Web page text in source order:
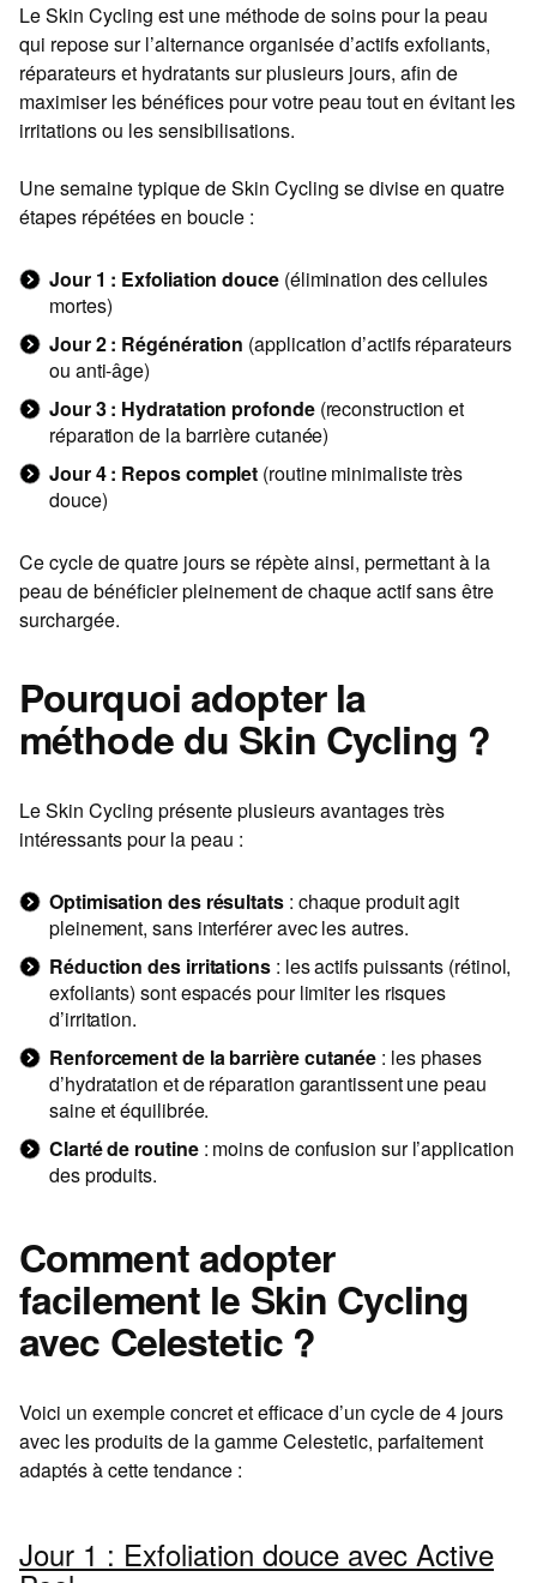
Le Skin Cycling est une méthode de soins pour la peau
qui repose sur l’alternance organisée d’actifs exfoliants,
réparateurs et hydratants sur plusieurs jours, afin de
maximiser les bénéfices pour votre peau tout en évitant les
irritations ou les sensibilisations.
Une semaine typique de Skin Cycling se divise en quatre
étapes répétées en boucle :
Jour 1 : Exfoliation douce(élimination des cellules
mortes)
Jour 2 : Régénération (application d’actifs réparateurs
ou anti-âge)
Jour 3 : Hydratation profonde(reconstruction et
réparation de la barrière cutanée)
Jour 4 : Repos complet (routine minimaliste très
douce)
Ce cycle de quatre jours se répète ainsi, permettant à la
peau de bénéficier pleinement de chaque actif sans être
surchargée.
Pourquoi adopter la
méthode du Skin Cycling ?
Le Skin Cycling présente plusieurs avantages très
intéressants pour la peau :
Optimisation des résultats: chaque produit agit
pleinement, sans interférer avec les autres.
Réduction des irritations : les actifs puissants (rétinol,
exfoliants) sont espacés pour limiter les risques
d’irritation.
Renforcement de la barrière cutanée : les phases
d’hydratation et de réparation garantissent une peau
saine et équilibrée.
Clarté de routine: moins de confusion sur l’application
des produits.
Comment adopter
facilement le Skin Cycling
avec Celestetic ?
Voici un exemple concret et efficace d’un cycle de 4 jours
avec les produits de la gamme Celestetic, parfaitement
adaptés à cette tendance :
Jour 1 : Exfoliation douce avec Active